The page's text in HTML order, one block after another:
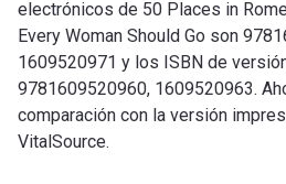
electrónicos de 50 Places in
Every Woman Should Go son
1609520971 y los ISBN de
9781609520960, 1609520963.
comparación con la versión
VitalSource.